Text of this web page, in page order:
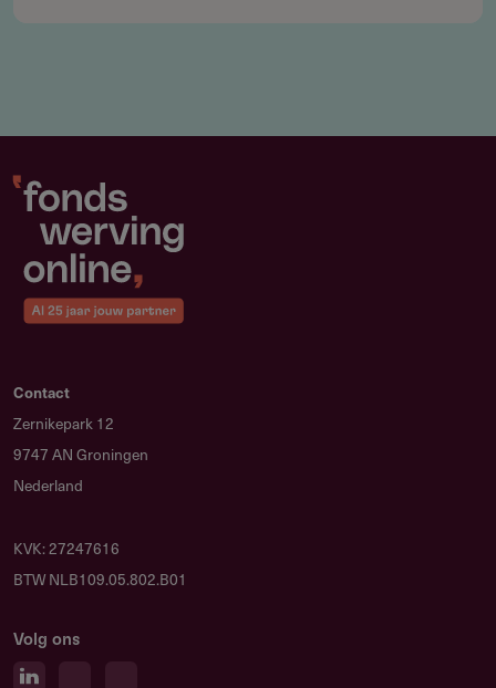
Contact
Zernikepark 12
9747 AN Groningen
Nederland
KVK: 27247616
BTW NLB109.05.802.B01
Volg ons